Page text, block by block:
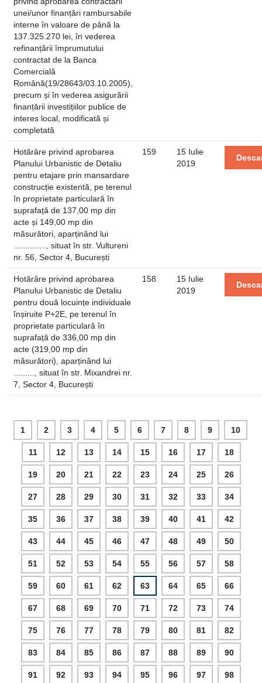
unei/unor finanțări rambursabile
interne în valoare de până la
137.325.270 lei, în vederea
refinanțării împrumutului
contractat de la Banca
Comercială
Română(19/28643/03.10.2005),
precum și în vederea asigurării
finanțării investițiilor publice de
interes local, modificată și
completată
Hotărâre privind aprobarea
Planului Urbanistic de Detaliu
pentru etajare prin mansardare
construcție existentă, pe terenul
în proprietate particulară în
suprafață de 137,00 mp din
acte și 149,00 mp din
măsurători, aparținând lui
.............., situat în str. Vultureni
nr. 56, Sector 4, București
159
15 Iulie
2019
Hotărâre privind aprobarea
Planului Urbanistic de Detaliu
pentru două locuințe individuale
înșiruite P+2E, pe terenul în
proprietate particulară în
suprafață de 336,00 mp din
acte (319,00 mp din
măsurători), aparținând lui
........., situat în str. Mixandrei nr.
7, Sector 4, București
158
15 Iulie
2019
1 2 3 4 5 6 7 8 9 10
11 12 13 14 15 16 17 18
19 20 21 22 23 24 25 26
27 28 29 30 31 32 33 34
35 36 37 38 39 40 41 42
43 44 45 46 47 48 49 50
51 52 53 54 55 56 57 58
59 60 61 62 63 64 65 66
67 68 69 70 71 72 73 74
75 76 77 78 79 80 81 82
83 84 85 86 87 88 89 90
91 92 93 94 95 96 97 98